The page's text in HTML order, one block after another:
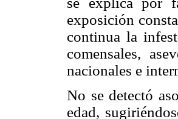
exposición
continua la
comensales,
nacionales e
No se detectó
edad,